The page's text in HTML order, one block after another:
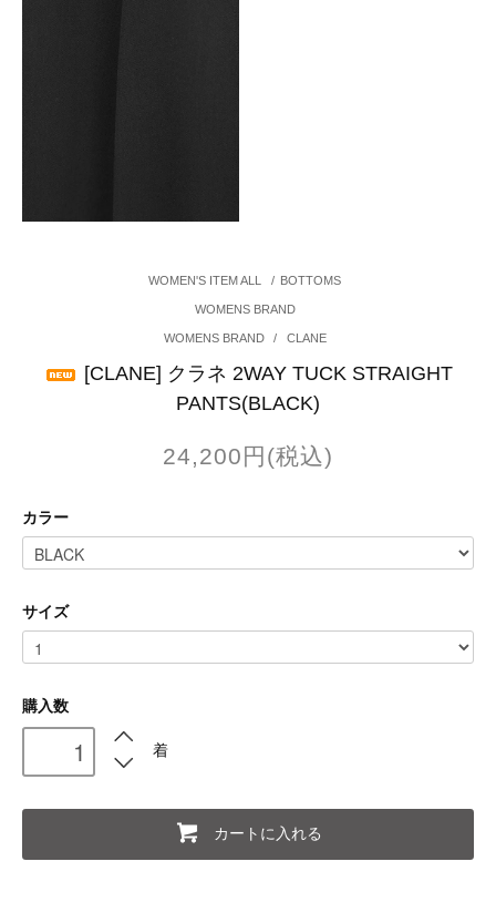
WOMEN'S ITEM ALL / BOTTOMS
WOMENS BRAND
WOMENS BRAND / CLANE
[CLANE] クラネ 2WAY TUCK STRAIGHT
PANTS(BLACK)
24,200円(税込)
カラー
サイズ
購入数
着
カートに入れる